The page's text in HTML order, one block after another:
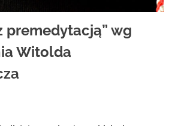
premedytacją” wg
Witolda